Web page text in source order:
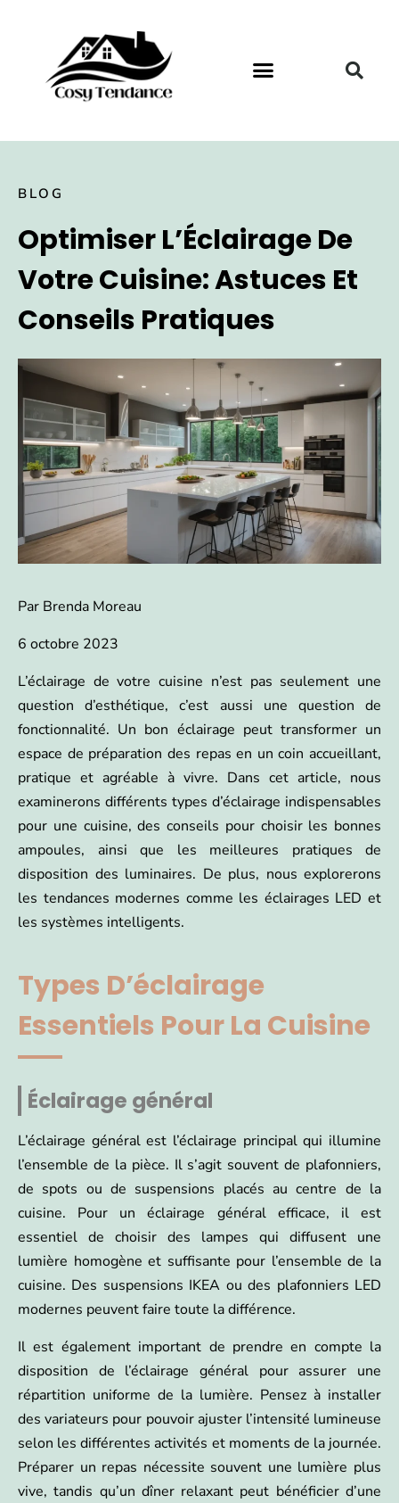
BLOG
Optimiser L’Éclairage De
Votre Cuisine: Astuces Et
Conseils Pratiques
Par Brenda Moreau
6 octobre 2023
L’éclairage de votre cuisine n’est pas seulement une
question d’esthétique, c’est aussi une question de
fonctionnalité. Un bon éclairage peut transformer un
espace de préparation des repas en un coin accueillant,
pratique et agréable à vivre. Dans cet article, nous
examinerons différents types d’éclairage indispensables
pour une cuisine, des conseils pour choisir les bonnes
ampoules, ainsi que les meilleures pratiques de
disposition des luminaires. De plus, nous explorerons
les tendances modernes comme les éclairages LED et
les systèmes intelligents.
Types D’éclairage
Essentiels Pour La Cuisine
Éclairage général
L’éclairage général est l’éclairage principal qui illumine
l’ensemble de la pièce. Il s’agit souvent de plafonniers,
de spots ou de suspensions placés au centre de la
cuisine. Pour un éclairage général efficace, il est
essentiel de choisir des lampes qui diffusent une
lumière homogène et suffisante pour l’ensemble de la
cuisine. Des suspensions IKEA ou des plafonniers LED
modernes peuvent faire toute la différence.
Il est également important de prendre en compte la
disposition de l’éclairage général pour assurer une
répartition uniforme de la lumière. Pensez à installer
des variateurs pour pouvoir ajuster l’intensité lumineuse
selon les différentes activités et moments de la journée.
Préparer un repas nécessite souvent une lumière plus
vive, tandis qu’un dîner relaxant peut bénéficier d’une